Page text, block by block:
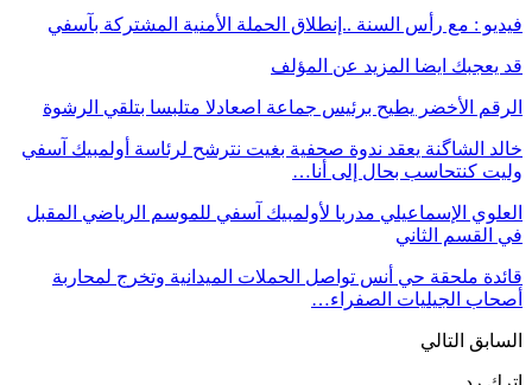
فيديو : مع رأس السنة ..إنطلاق الحملة الأمنية المشتركة بآسفي
قد يعجبك ايضا المزيد عن المؤلف
الرقم الأخضر يطيح برئيس جماعة اصعادلا متلبسا بتلقي الرشوة
خالد الشاگنة يعقد ندوة صحفية بغيت نترشح لرئاسة أولمبيك آسفي
وليت كنتحاسب بحال إلى أنا…
العلوي الإسماعيلي مدربا لأولمبيك آسفي للموسم الرياضي المقبل
في القسم الثاني
قائدة ملحقة حي أنس تواصل الحملات الميدانية وتخرج لمحاربة
أصحاب الجيليات الصفراء…
السابق التالي